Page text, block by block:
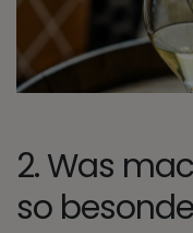
2. Was
so